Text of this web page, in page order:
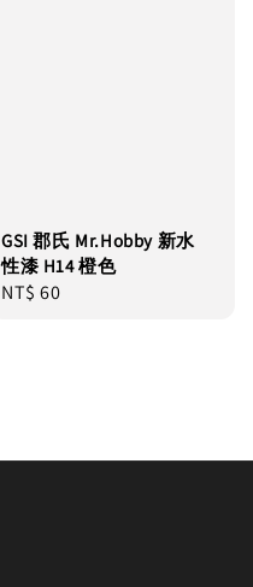
GSI 郡氏 Mr.Hobby 新水
性漆 H14 橙色
Regular
NT$ 60